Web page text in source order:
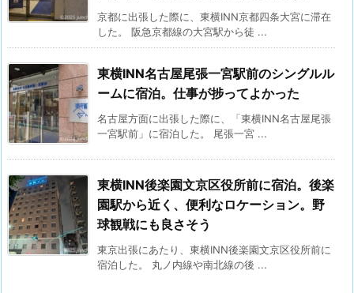
京都に出張した際に、東横INN京都四条大宮に滞在
した。 阪急京都線の大宮駅から徒 ...
東横INN名古屋尾張一宮駅前のシングルル
ームに宿泊。仕事が捗ってよかった
名古屋方面に出張した際に、「東横INN名古屋尾張
一宮駅前」に宿泊した。 尾張一宮 ...
東横INN後楽園文京区役所前に宿泊。後楽
園駅から近く、便利なロケーション。野
球観戦にも良さそう
東京出張にあたり、東横INN後楽園文京区役所前に
宿泊した。 丸ノ内線や南北線の後 ...